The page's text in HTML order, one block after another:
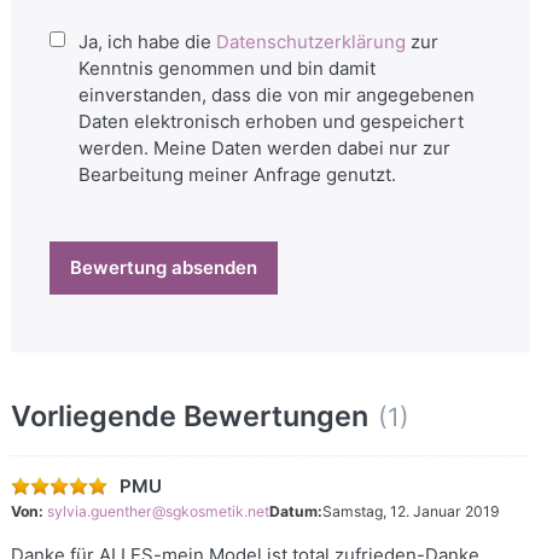
Ja, ich habe die Datenschutzerklärung zur
Kenntnis genommen und bin damit
einverstanden, dass die von mir angegebenen
Daten elektronisch erhoben und gespeichert
werden. Meine Daten werden dabei nur zur
Bearbeitung meiner Anfrage genutzt.
Bewertung absenden
Vorliegende Bewertungen (1)
PMU
Von: sylvia.guenther@sgkosmetik.netDatum:Samstag, 12. Januar 2019